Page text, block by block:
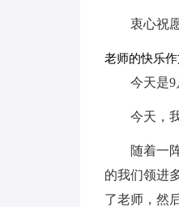
衷心祝
老师的快乐
今天是9
今天，
随着一
的我们领进
了老师，然